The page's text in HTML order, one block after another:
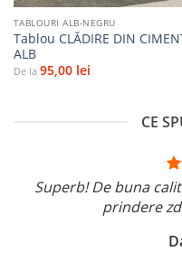
TABLOURI ALB-NEGRU
Tablou CLĂDIRE DIN
ALB
De la 95,00 lei
CE
Superb! De buna
prindere